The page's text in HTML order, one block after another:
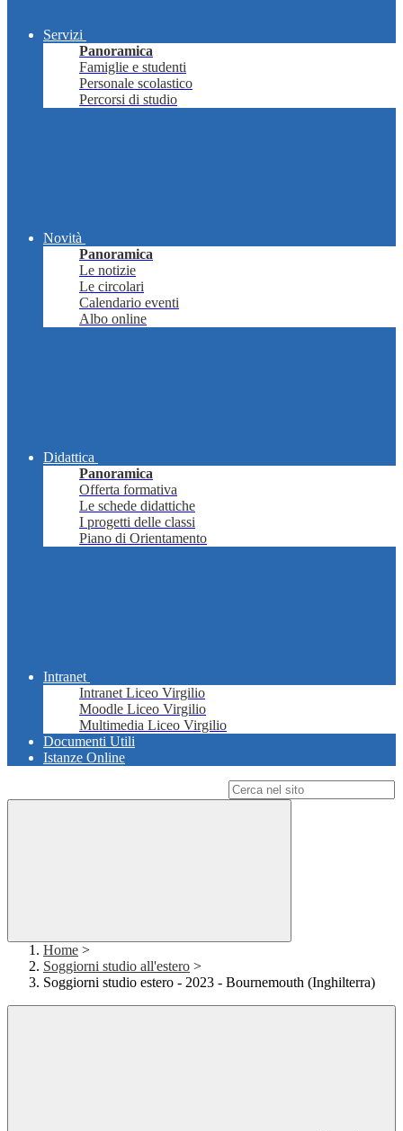
Servizi
Panoramica
Famiglie e studenti
Personale scolastico
Percorsi di studio
Novità
Panoramica
Le notizie
Le circolari
Calendario eventi
Albo online
Didattica
Panoramica
Offerta formativa
Le schede didattiche
I progetti delle classi
Piano di Orientamento
Intranet
Intranet Liceo Virgilio
Moodle Liceo Virgilio
Multimedia Liceo Virgilio
Documenti Utili
Istanze Online
Home >
Soggiorni studio all'estero >
Soggiorni studio estero - 2023 - Bournemouth (Inghilterra)